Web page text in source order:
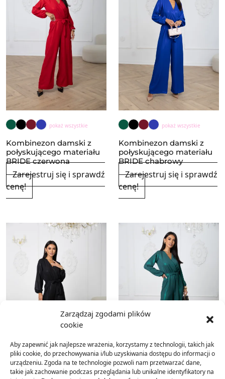
Zarządzaj zgodami plików
cookie
Aby zapewnić jak najlepsze wrażenia, korzystamy z technologii, takich jak
pliki cookie, do przechowywania i/lub uzyskiwania dostępu do informacji o
urządzeniu. Zgoda na te technologie pozwoli nam przetwarzać dane,
takie jak zachowanie podczas przeglądania lub unikalne identyfikatory na
pokaż wszystkie
Kombinezon damski z
połyskującego materiału
BRIDE czerwona
Zarejestruj się i sprawdź
cenę!
pokaż wszystkie
Kombinezon damski z
połyskującego materiału
BRIDE chabrowy
Zarejestruj się i sprawdź
cenę!